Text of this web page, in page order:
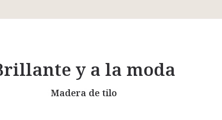
y a la moda
Madera de tilo